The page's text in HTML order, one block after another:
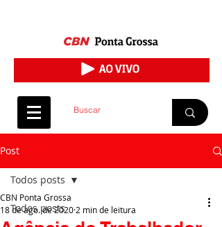
Post
Todos posts
Todos posts
CBN Ponta Grossa
18 de ago. de 2020 2 min de leitura